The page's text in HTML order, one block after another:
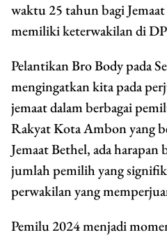
waktu 25 tahun bagi
memiliki keterwakilan di
Pelantikan Bro Body pada
mengingatkan kita pada
jemaat dalam berbagai
Rakyat Kota Ambon yang
Jemaat Bethel, ada harapan
jumlah pemilih yang
perwakilan yang
Pemilu 2024 menjadi